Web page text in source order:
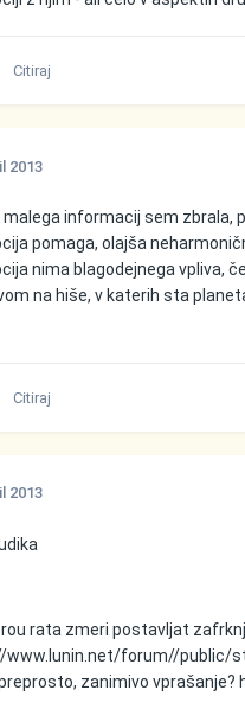
Citiraj
2013
malega informacij sem zbrala,
pomaga, olajša
nima blagodejnega vpliva,
na hiše, v katerih sta
Citiraj
2013
rata zmeri postavljat
www.lunin.net/forum//public/
zanimivo vprašanje?